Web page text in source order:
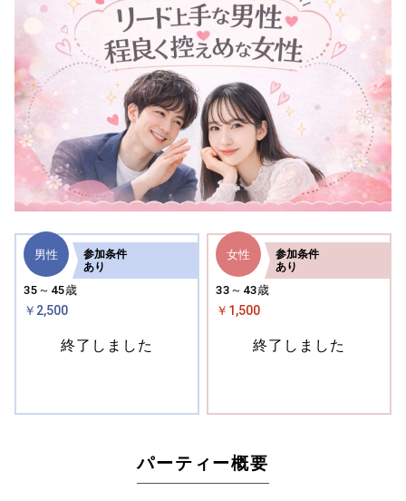
男性
35～45歳
￥2,500
参加条件
あり
終了しました
女性
33～43歳
￥1,500
参加条件
あり
終了しました
パーティー概要